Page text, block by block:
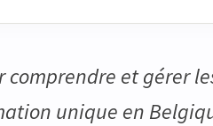
comprendre et gérer
unique en